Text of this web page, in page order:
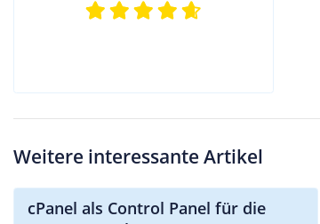
Weitere interessante Artikel
cPanel als Control Panel für die